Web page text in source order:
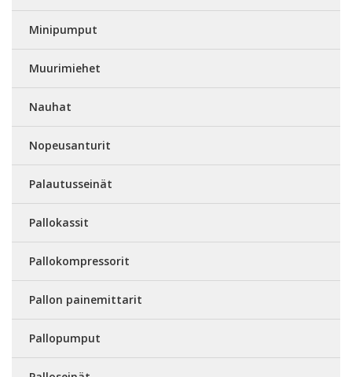
Minipumput
Muurimiehet
Nauhat
Nopeusanturit
Palautusseinät
Pallokassit
Pallokompressorit
Pallon painemittarit
Pallopumput